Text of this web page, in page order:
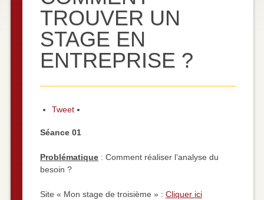
TROUVER UN
STAGE EN
ENTREPRISE ?
Tweet
Séance 01
Problématique: Comment réaliser l’analyse du
besoin ?
Site « Mon stage de troisième » : Cliquer ici